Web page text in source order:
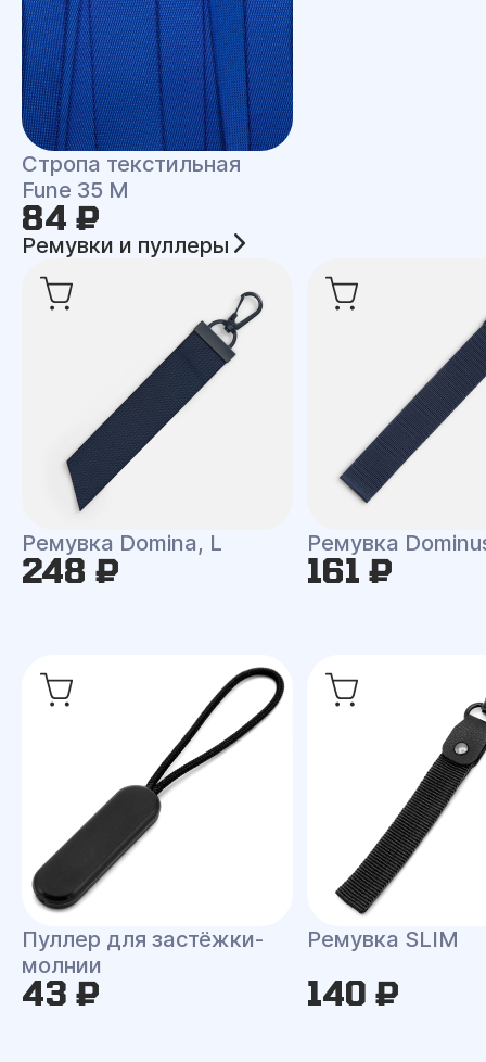
Стропа текстильная
Fune 35 M
84 ₽
Ремувки и пуллеры
Ремувка Domina, L
248 ₽
Ремувка
161 ₽
Пуллер для застёжки-
молнии
43 ₽
Ремувка SLIM
140 ₽